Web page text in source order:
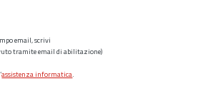
email, scrivi
tramite email di abilitazione)
assistenza informatica.